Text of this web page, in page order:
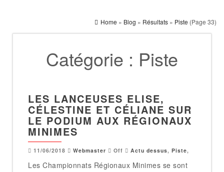
Home » Blog » Résultats » Piste (Page 33)
Catégorie : Piste
LES LANCEUSES ELISE,
CÉLESTINE ET CÉLIANE SUR
LE PODIUM AUX RÉGIONAUX
MINIMES
11/06/2018 Webmaster Off Actu dessus, Piste,
Les Championnats Régionaux Minimes se sont